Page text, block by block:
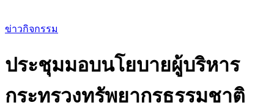
ข่าวกิจกรรม
ประชุมมอบนโยบายผู้บริหาร
กระทรวงทรัพยากรธรรมชาติ